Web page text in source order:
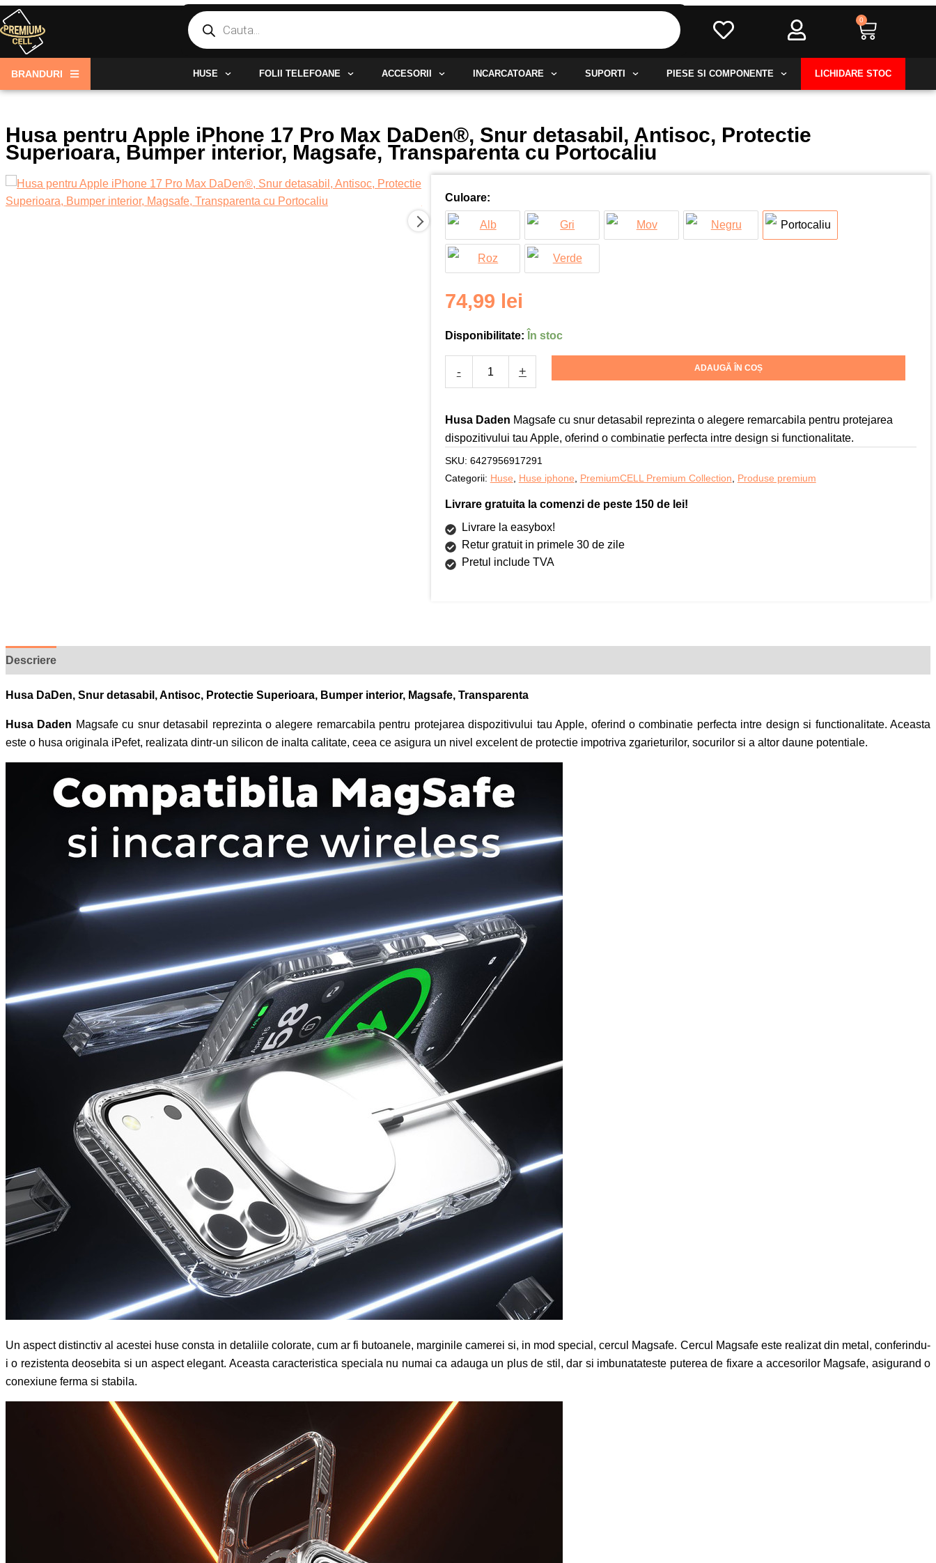
Skip
to
content
Products
search
0
Cart
BRANDURI HUSE FOLII TELEFOANE ACCESORII INCARCATOARE SUPORTI PIESE SI COMPONENTE LICHIDARE STOC
Husa pentru Apple iPhone 17 Pro Max DaDen®, Snur detasabil, Antisoc, Protectie
Superioara, Bumper interior, Magsafe, Transparenta cu Portocaliu
Culoare:
74,99 lei
Disponibilitate: În stoc
-
Husa
pentru
iPhone
17
Max
Snur
detasabil,
Antisoc,
Protectie
Bumper
interior,
Magsafe,
Transparenta
Portocaliu
+ ADAUGĂ ÎN COȘ
Husa Daden Magsafe cu snur detasabil reprezinta o alegere remarcabila pentru protejarea
dispozitivului tau Apple, oferind o combinatie perfecta intre design si functionalitate.
SKU: 6427956917291
Categorii: Huse, Huse iphone, PremiumCELL Premium Collection, Produse premium
Livrare gratuita la comenzi de peste 150 de lei!
Livrare la easybox!
Retur gratuit in primele 30 de zile
Pretul include TVA
Descriere
Husa DaDen, Snur detasabil, Antisoc, Protectie Superioara, Bumper interior, Magsafe, Transparenta
Husa Daden Magsafe cu snur detasabil reprezinta o alegere remarcabila pentru protejarea dispozitivului tau Apple, oferind o combinatie perfecta intre design si functionalitate. Aceasta
este o husa originala iPefet, realizata dintr-un silicon de inalta calitate, ceea ce asigura un nivel excelent de protectie impotriva zgarieturilor, socurilor si a altor daune potentiale.
Un aspect distinctiv al acestei huse consta in detaliile colorate, cum ar fi butoanele, marginile camerei si, in mod special, cercul Magsafe. Cercul Magsafe este realizat din metal, conferindu-
i o rezistenta deosebita si un aspect elegant. Aceasta caracteristica speciala nu numai ca adauga un plus de stil, dar si imbunatateste puterea de fixare a accesorilor Magsafe, asigurand o
conexiune ferma si stabila.